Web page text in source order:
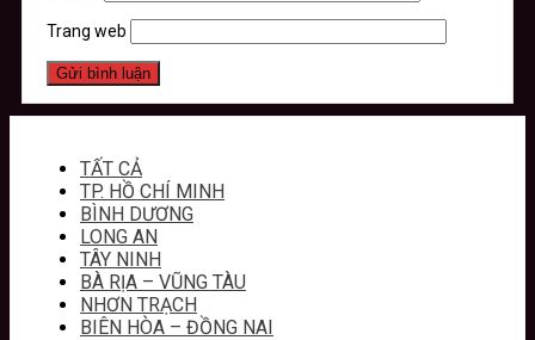
Trang web
TẤT CẢ
TP. HỒ CHÍ MINH
BÌNH DƯƠNG
LONG AN
TÂY NINH
BÀ RỊA – VŨNG TÀU
NHƠN TRẠCH
BIÊN HÒA – ĐỒNG NAI